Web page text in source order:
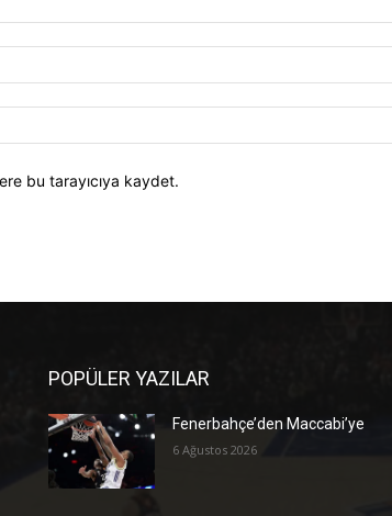
bu tarayıcıya kaydet.
POPÜLER YAZILAR
Fenerbahçe’den Maccabi’ye
6 Ağustos 2026